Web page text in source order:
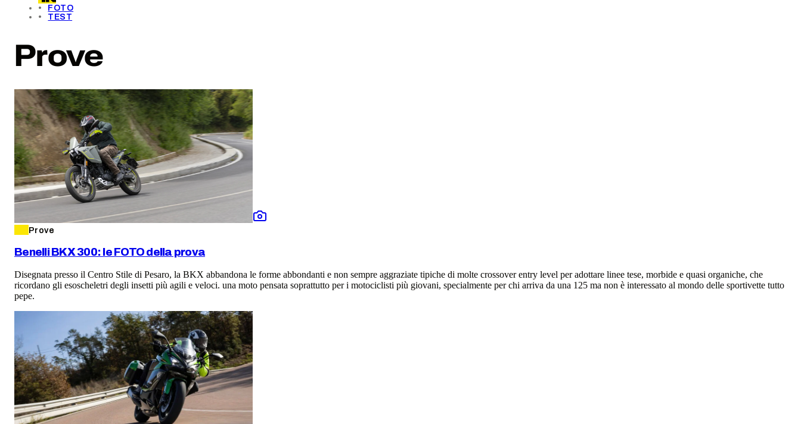
FOTO
TEST
Prove
Prove
Benelli BKX 300: le FOTO della prova
Disegnata presso il Centro Stile di Pesaro, la BKX abbandona le forme abbondanti e non sempre aggraziate tipiche di molte crossover entry level per adottare linee tese, morbide e quasi organiche, che
ricordano gli esoscheletri degli insetti più agili e veloci. una moto pensata soprattutto per i motociclisti più giovani, specialmente per chi arriva da una 125 ma non è interessato al mondo delle sportivette tutto
pepe.